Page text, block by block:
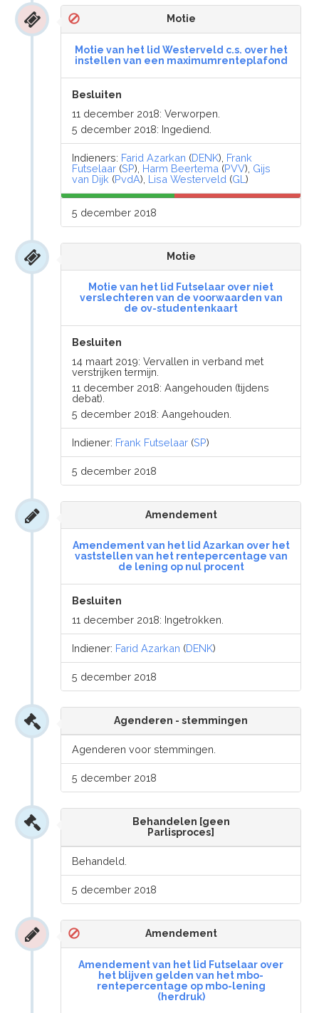
Motie
Motie van het lid Westerveld c.s. over het
instellen van een maximumrenteplafond
Besluiten
11 december 2018: Verworpen.
5 december 2018: Ingediend.
Indieners: Farid Azarkan (DENK), Frank
Futselaar (SP), Harm Beertema (PVV), Gijs
van Dijk (PvdA), Lisa Westerveld (GL)
5 december 2018
Motie
Motie van het lid Futselaar over niet
verslechteren van de voorwaarden van
de ov-studentenkaart
Besluiten
14 maart 2019: Vervallen in verband met
verstrijken termijn.
11 december 2018: Aangehouden (tijdens
debat).
5 december 2018: Aangehouden.
Indiener: Frank Futselaar (SP)
5 december 2018
Amendement
Amendement van het lid Azarkan over het
vaststellen van het rentepercentage van
de lening op nul procent
Besluiten
11 december 2018: Ingetrokken.
Indiener: Farid Azarkan (DENK)
5 december 2018
Agenderen - stemmingen
Agenderen voor stemmingen.
5 december 2018
Behandelen [geen
Parlisproces]
Behandeld.
5 december 2018
Amendement
Amendement van het lid Futselaar over
het blijven gelden van het mbo-
rentepercentage op mbo-lening
(herdruk)